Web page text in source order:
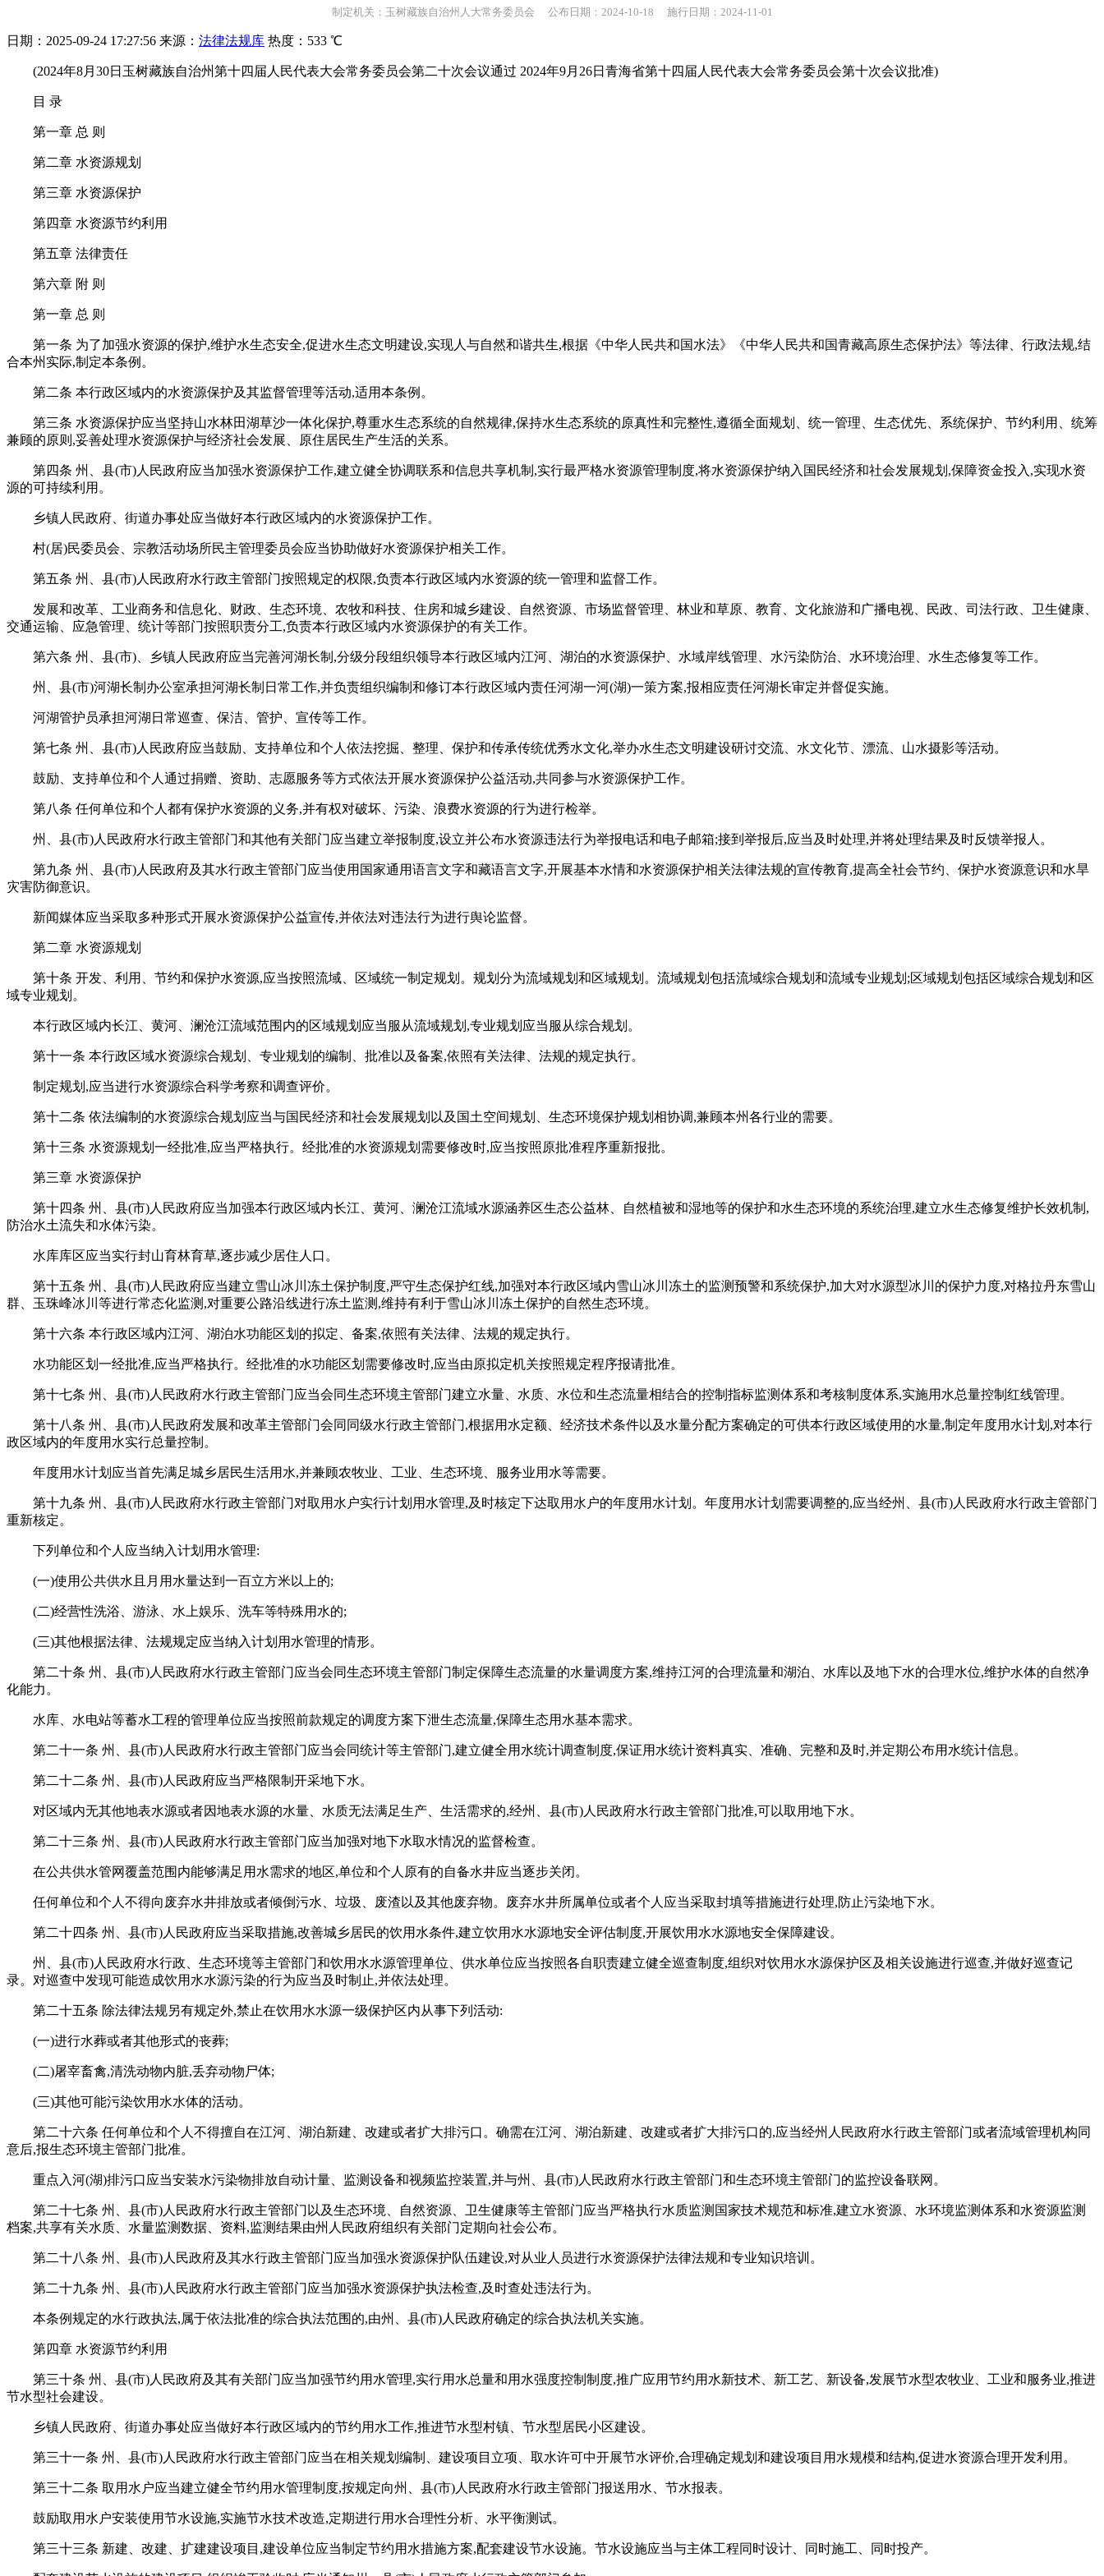
制定机关：玉树藏族自治州人大常务委员会 公布日期：2024-10-18 施行日期：2024-11-01
日期： 2025-09-24 17:27:56 来源： 法律法规库 热度： 533 ℃
(2024年8月30日玉树藏族自治州第十四届人民代表大会常务委员会第二十次会议通过 2024年9月26日青海省第十四届人民代表大会常务委员会第十次会议批准)
目 录
第一章 总 则
第二章 水资源规划
第三章 水资源保护
第四章 水资源节约利用
第五章 法律责任
第六章 附 则
第一章 总 则
第一条 为了加强水资源的保护,维护水生态安全,促进水生态文明建设,实现人与自然和谐共生,根据《中华人民共和国水法》《中华人民共和国青藏高原生态保护法》等法律、行政法规,结
合本州实际,制定本条例。
第二条 本行政区域内的水资源保护及其监督管理等活动,适用本条例。
第三条 水资源保护应当坚持山水林田湖草沙一体化保护,尊重水生态系统的自然规律,保持水生态系统的原真性和完整性,遵循全面规划、统一管理、生态优先、系统保护、节约利用、统筹
兼顾的原则,妥善处理水资源保护与经济社会发展、原住居民生产生活的关系。
第四条 州、县(市)人民政府应当加强水资源保护工作,建立健全协调联系和信息共享机制,实行最严格水资源管理制度,将水资源保护纳入国民经济和社会发展规划,保障资金投入,实现水资
源的可持续利用。
乡镇人民政府、街道办事处应当做好本行政区域内的水资源保护工作。
村(居)民委员会、宗教活动场所民主管理委员会应当协助做好水资源保护相关工作。
第五条 州、县(市)人民政府水行政主管部门按照规定的权限,负责本行政区域内水资源的统一管理和监督工作。
发展和改革、工业商务和信息化、财政、生态环境、农牧和科技、住房和城乡建设、自然资源、市场监督管理、林业和草原、教育、文化旅游和广播电视、民政、司法行政、卫生健康、
交通运输、应急管理、统计等部门按照职责分工,负责本行政区域内水资源保护的有关工作。
第六条 州、县(市)、乡镇人民政府应当完善河湖长制,分级分段组织领导本行政区域内江河、湖泊的水资源保护、水域岸线管理、水污染防治、水环境治理、水生态修复等工作。
州、县(市)河湖长制办公室承担河湖长制日常工作,并负责组织编制和修订本行政区域内责任河湖一河(湖)一策方案,报相应责任河湖长审定并督促实施。
河湖管护员承担河湖日常巡查、保洁、管护、宣传等工作。
第七条 州、县(市)人民政府应当鼓励、支持单位和个人依法挖掘、整理、保护和传承传统优秀水文化,举办水生态文明建设研讨交流、水文化节、漂流、山水摄影等活动。
鼓励、支持单位和个人通过捐赠、资助、志愿服务等方式依法开展水资源保护公益活动,共同参与水资源保护工作。
第八条 任何单位和个人都有保护水资源的义务,并有权对破坏、污染、浪费水资源的行为进行检举。
州、县(市)人民政府水行政主管部门和其他有关部门应当建立举报制度,设立并公布水资源违法行为举报电话和电子邮箱;接到举报后,应当及时处理,并将处理结果及时反馈举报人。
第九条 州、县(市)人民政府及其水行政主管部门应当使用国家通用语言文字和藏语言文字,开展基本水情和水资源保护相关法律法规的宣传教育,提高全社会节约、保护水资源意识和水旱
灾害防御意识。
新闻媒体应当采取多种形式开展水资源保护公益宣传,并依法对违法行为进行舆论监督。
第二章 水资源规划
第十条 开发、利用、节约和保护水资源,应当按照流域、区域统一制定规划。规划分为流域规划和区域规划。流域规划包括流域综合规划和流域专业规划;区域规划包括区域综合规划和区
域专业规划。
本行政区域内长江、黄河、澜沧江流域范围内的区域规划应当服从流域规划,专业规划应当服从综合规划。
第十一条 本行政区域水资源综合规划、专业规划的编制、批准以及备案,依照有关法律、法规的规定执行。
制定规划,应当进行水资源综合科学考察和调查评价。
第十二条 依法编制的水资源综合规划应当与国民经济和社会发展规划以及国土空间规划、生态环境保护规划相协调,兼顾本州各行业的需要。
第十三条 水资源规划一经批准,应当严格执行。经批准的水资源规划需要修改时,应当按照原批准程序重新报批。
第三章 水资源保护
第十四条 州、县(市)人民政府应当加强本行政区域内长江、黄河、澜沧江流域水源涵养区生态公益林、自然植被和湿地等的保护和水生态环境的系统治理,建立水生态修复维护长效机制,
防治水土流失和水体污染。
水库库区应当实行封山育林育草,逐步减少居住人口。
第十五条 州、县(市)人民政府应当建立雪山冰川冻土保护制度,严守生态保护红线,加强对本行政区域内雪山冰川冻土的监测预警和系统保护,加大对水源型冰川的保护力度,对格拉丹东雪山
群、玉珠峰冰川等进行常态化监测,对重要公路沿线进行冻土监测,维持有利于雪山冰川冻土保护的自然生态环境。
第十六条 本行政区域内江河、湖泊水功能区划的拟定、备案,依照有关法律、法规的规定执行。
水功能区划一经批准,应当严格执行。经批准的水功能区划需要修改时,应当由原拟定机关按照规定程序报请批准。
第十七条 州、县(市)人民政府水行政主管部门应当会同生态环境主管部门建立水量、水质、水位和生态流量相结合的控制指标监测体系和考核制度体系,实施用水总量控制红线管理。
第十八条 州、县(市)人民政府发展和改革主管部门会同同级水行政主管部门,根据用水定额、经济技术条件以及水量分配方案确定的可供本行政区域使用的水量,制定年度用水计划,对本行
政区域内的年度用水实行总量控制。
年度用水计划应当首先满足城乡居民生活用水,并兼顾农牧业、工业、生态环境、服务业用水等需要。
第十九条 州、县(市)人民政府水行政主管部门对取用水户实行计划用水管理,及时核定下达取用水户的年度用水计划。年度用水计划需要调整的,应当经州、县(市)人民政府水行政主管部门
重新核定。
下列单位和个人应当纳入计划用水管理:
(一)使用公共供水且月用水量达到一百立方米以上的;
(二)经营性洗浴、游泳、水上娱乐、洗车等特殊用水的;
(三)其他根据法律、法规规定应当纳入计划用水管理的情形。
第二十条 州、县(市)人民政府水行政主管部门应当会同生态环境主管部门制定保障生态流量的水量调度方案,维持江河的合理流量和湖泊、水库以及地下水的合理水位,维护水体的自然净
化能力。
水库、水电站等蓄水工程的管理单位应当按照前款规定的调度方案下泄生态流量,保障生态用水基本需求。
第二十一条 州、县(市)人民政府水行政主管部门应当会同统计等主管部门,建立健全用水统计调查制度,保证用水统计资料真实、准确、完整和及时,并定期公布用水统计信息。
第二十二条 州、县(市)人民政府应当严格限制开采地下水。
对区域内无其他地表水源或者因地表水源的水量、水质无法满足生产、生活需求的,经州、县(市)人民政府水行政主管部门批准,可以取用地下水。
第二十三条 州、县(市)人民政府水行政主管部门应当加强对地下水取水情况的监督检查。
在公共供水管网覆盖范围内能够满足用水需求的地区,单位和个人原有的自备水井应当逐步关闭。
任何单位和个人不得向废弃水井排放或者倾倒污水、垃圾、废渣以及其他废弃物。废弃水井所属单位或者个人应当采取封填等措施进行处理,防止污染地下水。
第二十四条 州、县(市)人民政府应当采取措施,改善城乡居民的饮用水条件,建立饮用水水源地安全评估制度,开展饮用水水源地安全保障建设。
州、县(市)人民政府水行政、生态环境等主管部门和饮用水水源管理单位、供水单位应当按照各自职责建立健全巡查制度,组织对饮用水水源保护区及相关设施进行巡查,并做好巡查记
录。对巡查中发现可能造成饮用水水源污染的行为应当及时制止,并依法处理。
第二十五条 除法律法规另有规定外,禁止在饮用水水源一级保护区内从事下列活动:
(一)进行水葬或者其他形式的丧葬;
(二)屠宰畜禽,清洗动物内脏,丢弃动物尸体;
(三)其他可能污染饮用水水体的活动。
第二十六条 任何单位和个人不得擅自在江河、湖泊新建、改建或者扩大排污口。确需在江河、湖泊新建、改建或者扩大排污口的,应当经州人民政府水行政主管部门或者流域管理机构同
意后,报生态环境主管部门批准。
重点入河(湖)排污口应当安装水污染物排放自动计量、监测设备和视频监控装置,并与州、县(市)人民政府水行政主管部门和生态环境主管部门的监控设备联网。
第二十七条 州、县(市)人民政府水行政主管部门以及生态环境、自然资源、卫生健康等主管部门应当严格执行水质监测国家技术规范和标准,建立水资源、水环境监测体系和水资源监测
档案,共享有关水质、水量监测数据、资料,监测结果由州人民政府组织有关部门定期向社会公布。
第二十八条 州、县(市)人民政府及其水行政主管部门应当加强水资源保护队伍建设,对从业人员进行水资源保护法律法规和专业知识培训。
第二十九条 州、县(市)人民政府水行政主管部门应当加强水资源保护执法检查,及时查处违法行为。
本条例规定的水行政执法,属于依法批准的综合执法范围的,由州、县(市)人民政府确定的综合执法机关实施。
第四章 水资源节约利用
第三十条 州、县(市)人民政府及其有关部门应当加强节约用水管理,实行用水总量和用水强度控制制度,推广应用节约用水新技术、新工艺、新设备,发展节水型农牧业、工业和服务业,推进
节水型社会建设。
乡镇人民政府、街道办事处应当做好本行政区域内的节约用水工作,推进节水型村镇、节水型居民小区建设。
第三十一条 州、县(市)人民政府水行政主管部门应当在相关规划编制、建设项目立项、取水许可中开展节水评价,合理确定规划和建设项目用水规模和结构,促进水资源合理开发利用。
第三十二条 取用水户应当建立健全节约用水管理制度,按规定向州、县(市)人民政府水行政主管部门报送用水、节水报表。
鼓励取用水户安装使用节水设施,实施节水技术改造,定期进行用水合理性分析、水平衡测试。
第三十三条 新建、改建、扩建建设项目,建设单位应当制定节约用水措施方案,配套建设节水设施。节水设施应当与主体工程同时设计、同时施工、同时投产。